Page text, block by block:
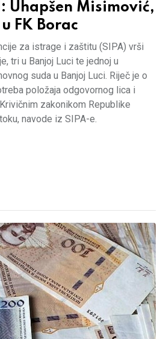
Uhapšen Misimović,
FK Borac
za istrage i zaštitu (SIPA) vrši
tri u Banjoj Luci te jednoj u
suda u Banjoj Luci. Riječ je o
položaja odgovornog lica i
zakonikom Republike
navode iz SIPA-e.